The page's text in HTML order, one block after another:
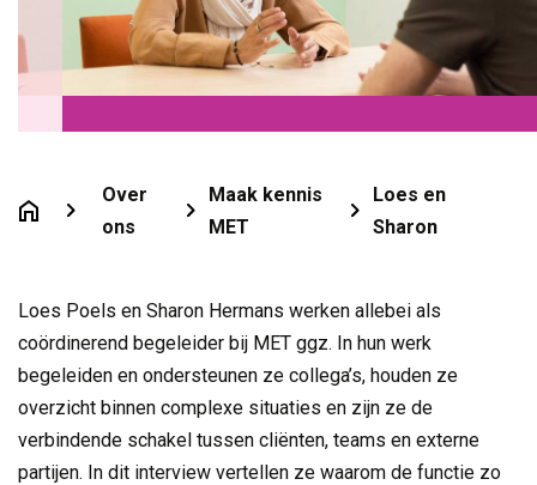
Over
ons
Maak kennis
MET
Loes en
Sharon
Loes Poels en Sharon Hermans werken allebei als
coördinerend begeleider bij MET ggz. In hun werk
begeleiden en ondersteunen ze collega’s, houden ze
overzicht binnen complexe situaties en zijn ze de
verbindende schakel tussen cliënten, teams en externe
partijen. In dit interview vertellen ze waarom de functie zo